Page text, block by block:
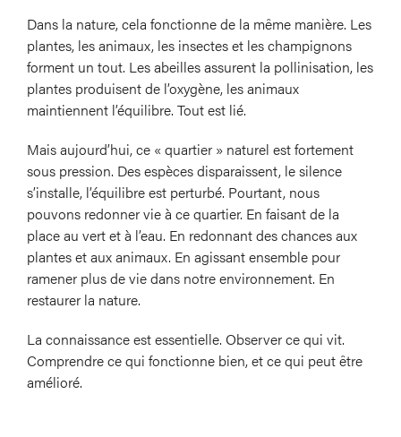
Dans la nature, cela fonctionne de la même manière. Les
plantes, les animaux, les insectes et les champignons
forment un tout. Les abeilles assurent la pollinisation, les
plantes produisent de l’oxygène, les animaux
maintiennent l’équilibre. Tout est lié.
Mais aujourd’hui, ce « quartier » naturel est fortement
sous pression. Des espèces disparaissent, le silence
s’installe, l’équilibre est perturbé. Pourtant, nous
pouvons redonner vie à ce quartier. En faisant de la
place au vert et à l’eau. En redonnant des chances aux
plantes et aux animaux. En agissant ensemble pour
ramener plus de vie dans notre environnement. En
restaurer la nature.
La connaissance est essentielle. Observer ce qui vit.
Comprendre ce qui fonctionne bien, et ce qui peut être
amélioré.